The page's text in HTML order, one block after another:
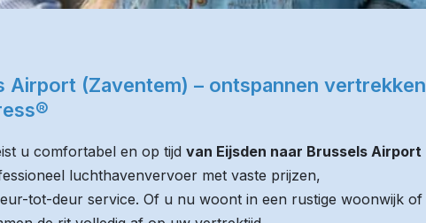
Airport (Zaventem) – ontspannen vertrekken
u comfortabel en op tijd van Eijsden naar Brussels Airport
luchthavenvervoer met vaste prijzen,
tot-deur service. Of u nu woont in een rustige woonwijk of